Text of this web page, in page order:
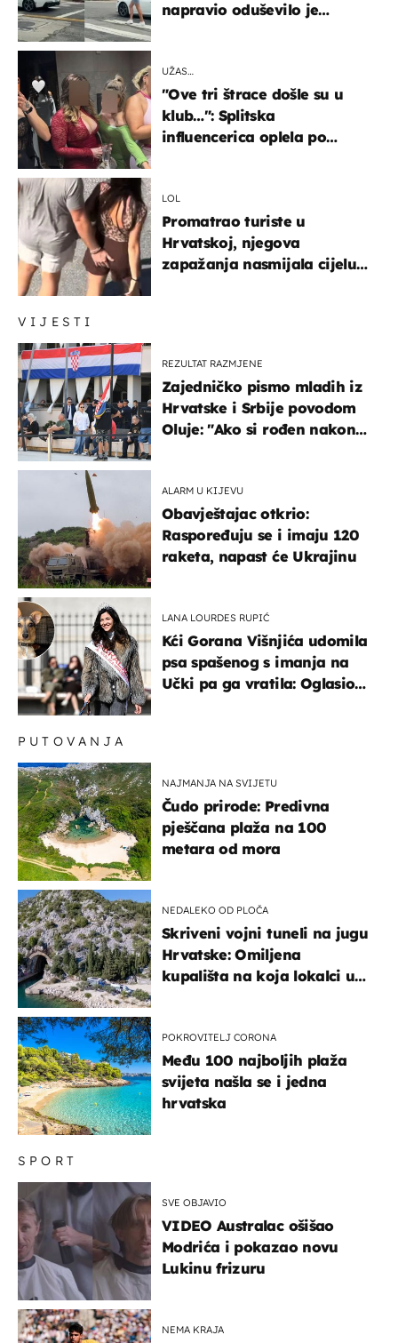
VIJESTI
REZULTAT RAZMJENE
Zajedničko pismo mladih iz
Hrvatske i Srbije povodom
Oluje: "Ako si rođen nakon
ALARM U KIJEVU
Obavještajac otkrio:
Raspoređuju se i imaju 120
raketa, napast će Ukrajinu
LANA LOURDES RUPIĆ
Kći Gorana Višnjića udomila
psa spašenog s imanja na
Učki pa ga vratila: Oglasio
napravio oduševilo je
UŽAS…
"Ove tri štrace došle su u
klub…": Splitska
influencerica oplela po
LOL
Promatrao turiste u
Hrvatskoj, njegova
zapažanja nasmijala cijelu
SPORT
SVE OBJAVIO
VIDEO Australac ošišao
Modrića i pokazao novu
Lukinu frizuru
NEMA KRAJA
PUTOVANJA
NAJMANJA NA SVIJETU
Čudo prirode: Predivna
pješčana plaža na 100
metara od mora
NEDALEKO OD PLOČA
Skriveni vojni tuneli na jugu
Hrvatske: Omiljena
kupališta na koja lokalci u
POKROVITELJ CORONA
Među 100 najboljih plaža
svijeta našla se i jedna
hrvatska